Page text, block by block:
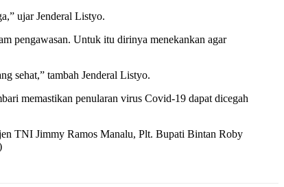
ujar Jenderal Listyo.
pengawasan. Untuk itu dirinya menekankan agar
sehat,” tambah Jenderal Listyo.
memastikan penularan virus Covid-19 dapat dicegah
TNI Jimmy Ramos Manalu, Plt. Bupati Bintan Roby